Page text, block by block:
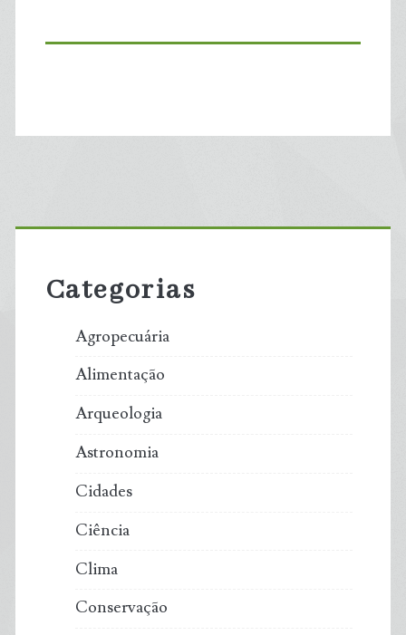
Primary
Sidebar
Categorias
Agropecuária
Alimentação
Arqueologia
Astronomia
Cidades
Ciência
Clima
Conservação